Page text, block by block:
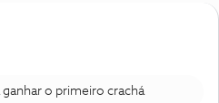
ganhar o primeiro crachá